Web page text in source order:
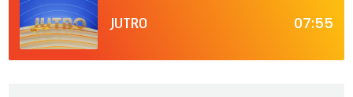
JUTRO 07:55